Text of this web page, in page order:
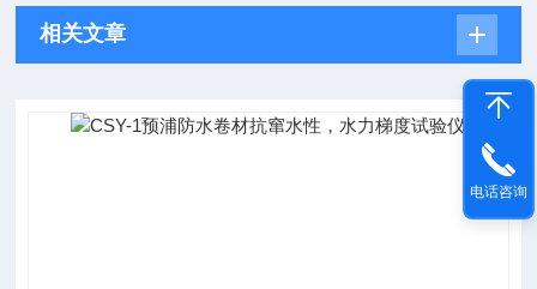
相关文章
电话咨询